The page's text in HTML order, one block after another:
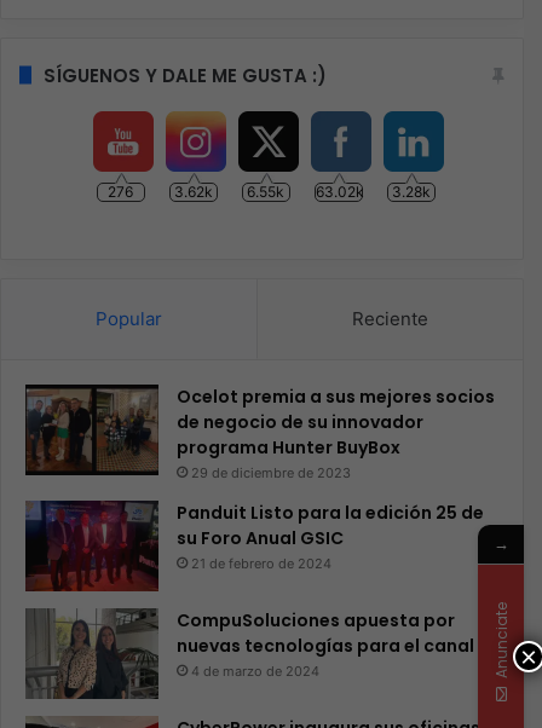
SÍGUENOS Y DALE ME GUSTA :)
276 3.62k 6.55k 63.02k 3.28k
Popular Reciente
Ocelot premia a sus mejores socios
de negocio de su innovador
programa Hunter BuyBox
29 de diciembre de 2023
Panduit Listo para la edición 25 de
su Foro Anual GSIC
21 de febrero de 2024
CompuSoluciones apuesta por
nuevas tecnologías para el canal
4 de marzo de 2024 ×
→
Anunciate